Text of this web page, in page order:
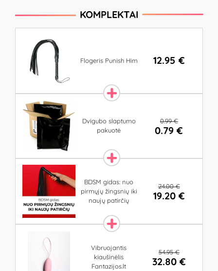
KOMPLEKTAI
Flogeris Punish Him 12.95 €
Dvigubo slaptumo
pakuotė
0.99 €
0.79 €
BDSM gidas: nuo
pirmųjų žingsnių iki
naujų patirčių
24.00 €
19.20 €
Vibruojantis
kiaušinėlis
Fantazijos.lt
54.95 €
32.80 €